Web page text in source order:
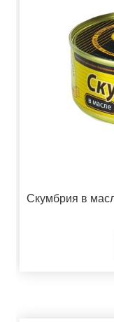
Скумбрия в